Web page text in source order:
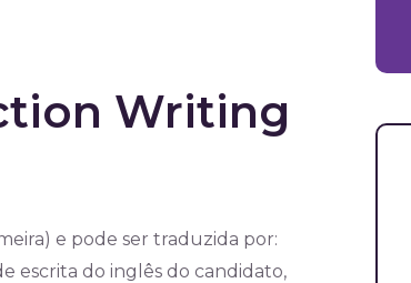
Writing
e pode ser traduzida por:
escrita do inglês do candidato,